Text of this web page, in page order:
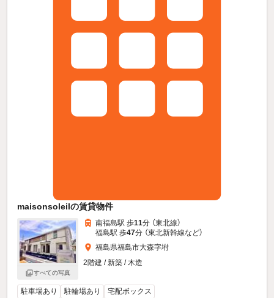
maisonsoleilの賃貸物件
すべての写真
南福島駅 歩11分 （東北線）
福島駅 歩47分 （東北新幹線など）
福島県福島市大森字坿
2階建 / 新築 / 木造
駐車場あり 駐輪場あり 宅配ボックス